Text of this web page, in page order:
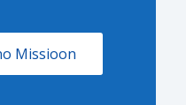
Missioon